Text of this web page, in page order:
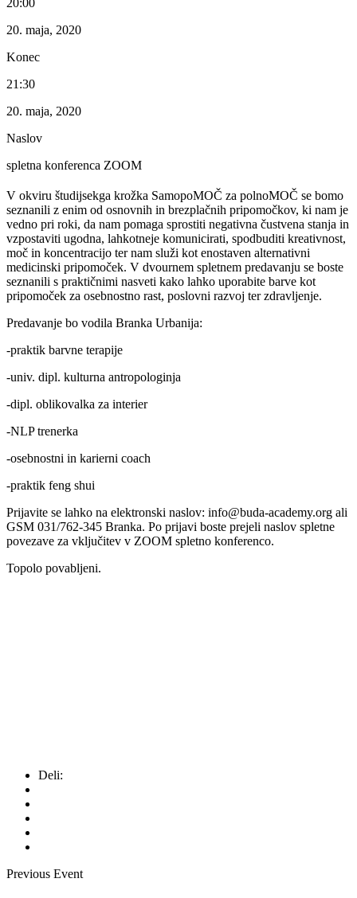
20:00
20. maja, 2020
Konec
21:30
20. maja, 2020
Naslov
spletna konferenca ZOOM
V okviru študijsekga krožka SamopoMOČ za polnoMOČ se bomo
seznanili z enim od osnovnih in brezplačnih pripomočkov, ki nam je
vedno pri roki, da nam pomaga sprostiti negativna čustvena stanja in
vzpostaviti ugodna, lahkotneje komunicirati, spodbuditi kreativnost,
moč in koncentracijo ter nam služi kot enostaven alternativni
medicinski pripomoček. V dvournem spletnem predavanju se boste
seznanili s praktičnimi nasveti kako lahko uporabite barve kot
pripomoček za osebnostno rast, poslovni razvoj ter zdravljenje.
Predavanje bo vodila Branka Urbanija:
-praktik barvne terapije
-univ. dipl. kulturna antropologinja
-dipl. oblikovalka za interier
-NLP trenerka
-osebnostni in karierni coach
-praktik feng shui
Prijavite se lahko na elektronski naslov: info@buda-academy.org ali
GSM 031/762-345 Branka. Po prijavi boste prejeli naslov spletne
povezave za vključitev v ZOOM spletno konferenco.
Topolo povabljeni.
Deli:
Previous Event